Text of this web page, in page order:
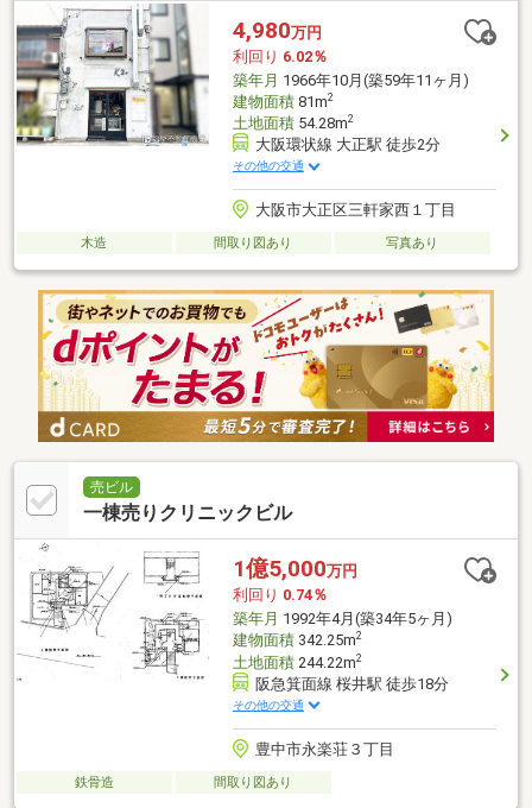
4,980万円
利回り 6.02％
築年月 1966年10月(築59年11ヶ月)
建物面積81m2
土地面積54.28m2
大阪環状線 大正駅 徒歩2分
その他の交通
大阪市大正区三軒家西１丁目
木造 間取り図あり 写真あり
売ビル
一棟売りクリニックビル
1億5,000万円
利回り 0.74％
築年月 1992年4月(築34年5ヶ月)
建物面積342.25m2
土地面積244.22m2
阪急箕面線 桜井駅 徒歩18分
その他の交通
豊中市永楽荘３丁目
鉄骨造 間取り図あり